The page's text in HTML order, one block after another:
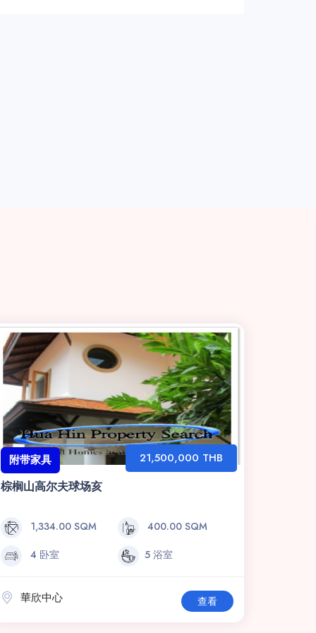
附带家具
棕榈山高尔夫球场亥
21,500,000 THB
1,334.00 SQM
400.00 SQM
4 卧室
5 浴室
華欣中心 查看